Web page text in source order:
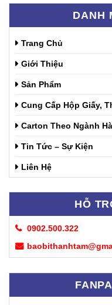
DANH
Trang Chủ
Giới Thiệu
Sản Phẩm
Cung Cấp Hộp Giấy,
Carton Theo Ngành
Tin Tức – Sự Kiện
Liên Hệ
HỖ
0902.500.322